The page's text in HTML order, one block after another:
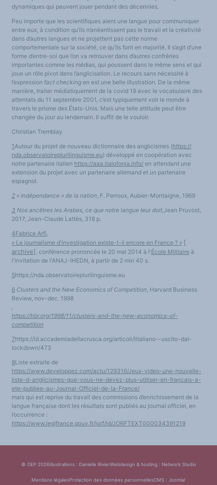
dynamiques qui peuvent jouer pendant des décennies.
Peu importe que les scientifiques aient une langue pour communiquer
entre eux, à condition qu’ils n’anéantissent pas le travail et la créativité
dans d’autres langues et ne projettent pas cette norme
comportementale sur la société, ce qu’ils font en majorité. Il s’agit d’une
forme d’entre-soi que l’on va retrouver dans d’autres confréries
importantes comme les médias, qui poussent dans le même sens et qui
joue un rôle pivot dans l’anglicisation. Le recours sans nécessité à
l’expression fact checking en est une belle illustration. De la même
manière, traiter médiatiquement de la covid 19 avec le vocabulaire des
attentats du 11 septembre 2001, c’est typiquement voir le monde à
travers le prisme des États-Unis. Mais une telle attitude peut être
changée du jour au lendemain. Il suffit de le vouloir.
Christian Tremblay
1Autour du projet de nouveau dictionnaire des anglicismes (https://
nda.observatoireplurilinguisme.eu) développé en coopération avec
notre partenaire italien https://aaa.italofonia.info/ en attendant une
extension du projet avec un partenaire allemand et un partenaire
espagnol.
2 « Indépendance » de la nation, F. Perroux, Aubier-Montaigne, 1969
3 Nos ancêtres les Arabes, ce que notre langue leur doit,Jean Pruvost,
2017, Jean-Claude Lattès, 318 p.
4Fabrice Arfi,
« Le journalisme d'investigation existe-t-il encore en France ? » [
archive] , conférence prononcée le 20 mai 2014 à l'École Militaire à
l'invitation de l'ANAJ-IHEDN, à partir de 2 min 40 s.
5https://nda.observatoireplurilinguisme.eu
6 Clusters and the New Economics of Competition, Harvard Business
Review, nov-dec. 1998
,
https://hbr.org/1998/11/clusters-and-the-new-economics-of-
competition
7https://id.accademiadellacrusca.org/articoli/litaliano--uscito-dal-
lockdown/473
8Liste extraite de
https://www.developpez.com/actu/129316/Jeux-video-une-nouvelle-
liste-d-anglicismes-que-vous-ne-devez-plus-utiliser-en-francais-a-
ete-publiee-au-Journal-Officiel-de-la-France/
mais qui est reprise du travail des commissions d’enrichissement de la
langue française dont les résultats sont publiés au journal officiel, en
l’occurrence :
https://www.legifrance.gouv.fr/jorf/id/JORFTEXT000034391219
© OEP 2026Illustrations : Danielle RivierWebdesign & hosting : Network Studio
Mentions légalesProtection des données personnellesCMS : Joomla!